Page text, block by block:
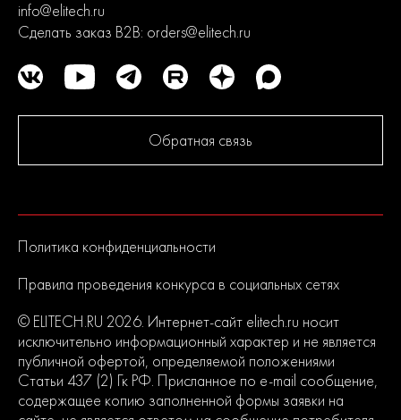
info@elitech.ru
Сделать заказ B2B: orders@elitech.ru
Обратная связь
Политика конфиденциальности
Правила проведения конкурса в социальных сетях
© ELITECH.RU 2026. Интернет-сайт elitech.ru носит
исключительно информационный характер и не является
публичной офертой, определяемой положениями
Статьи 437 (2) Гк РФ. Присланное по e-mail сообщение,
содержащее копию заполненной формы заявки на